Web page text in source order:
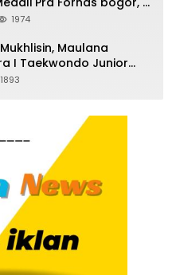
1974
Maulana
I Taekwondo Junior
Championship 2026
1893